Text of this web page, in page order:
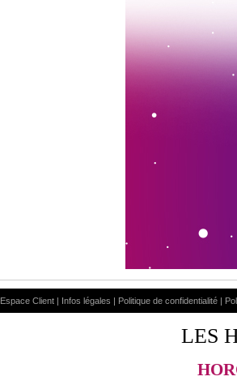
Espace Client | Infos légales | Politique de confidentialité |
LES